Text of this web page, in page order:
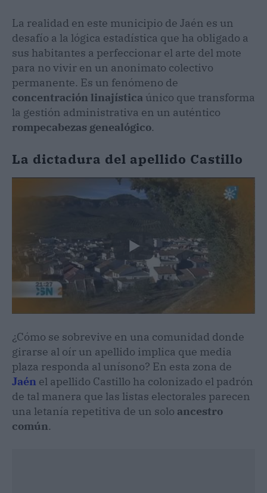
La realidad en este municipio de Jaén es un
desafío a la lógica estadística que ha obligado a
sus habitantes a perfeccionar el arte del mote
para no vivir en un anonimato colectivo
permanente. Es un fenómeno de
concentración linajística único que transforma
la gestión administrativa en un auténtico
rompecabezas genealógico.
La dictadura del apellido Castillo
¿Cómo se sobrevive en una comunidad donde
girarse al oír un apellido implica que media
plaza responda al unísono? En esta zona de
Jaén el apellido Castillo ha colonizado el padrón
de tal manera que las listas electorales parecen
una letanía repetitiva de un solo ancestro
común.